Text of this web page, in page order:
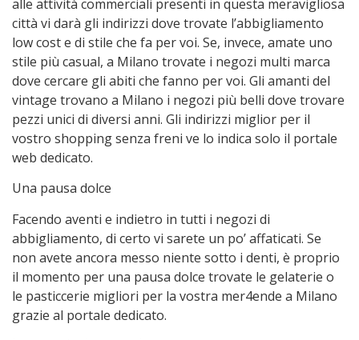
alle attività commerciali presenti in questa meravigliosa
città vi darà gli indirizzi dove trovate l’abbigliamento
low cost e di stile che fa per voi. Se, invece, amate uno
stile più casual, a Milano trovate i negozi multi marca
dove cercare gli abiti che fanno per voi. Gli amanti del
vintage trovano a Milano i negozi più belli dove trovare
pezzi unici di diversi anni. Gli indirizzi miglior per il
vostro shopping senza freni ve lo indica solo il portale
web dedicato.
Una pausa dolce
Facendo aventi e indietro in tutti i negozi di
abbigliamento, di certo vi sarete un po’ affaticati. Se
non avete ancora messo niente sotto i denti, è proprio
il momento per una pausa dolce trovate le gelaterie o
le pasticcerie migliori per la vostra mer4ende a Milano
grazie al portale dedicato.